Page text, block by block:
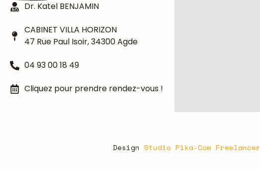
Dr. Katel BENJAMIN
CABINET VILLA HORIZON
47 Rue Paul Isoir, 34300 Agde
04 93 00 18 49
Cliquez pour prendre rendez-vous !
Design Studio Pika-Com Freelancer